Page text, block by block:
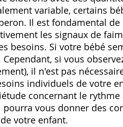
variable, certains
Il est fondamental
les signaux de
besoins. Si votre bébé
si vous
il n'est pas
individuels de votre
concernant le
vous donner des
votre enfant.